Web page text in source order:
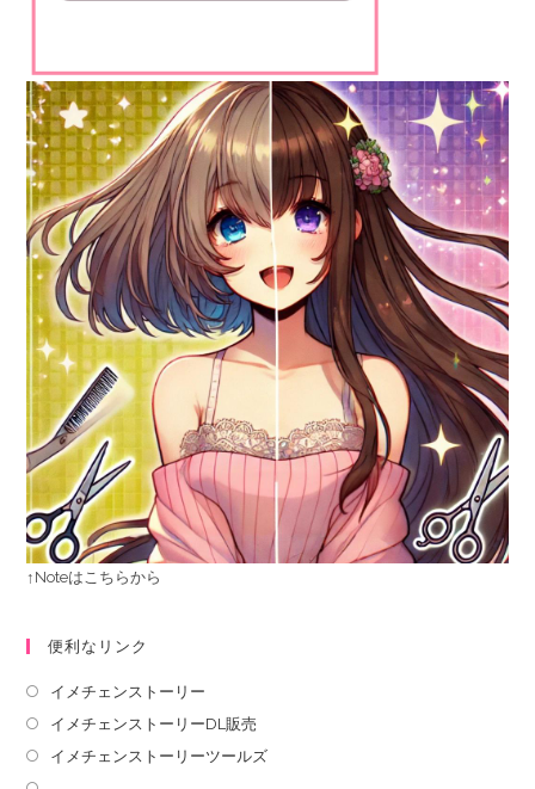
↑Noteはこちらから
便利なリンク
イメチェンストーリー
イメチェンストーリーDL販売
イメチェンストーリーツールズ